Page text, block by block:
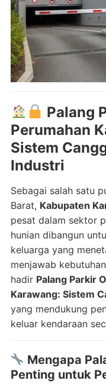
Palang
Perumahan
Sistem
Industri
Sebagai salah satu
Barat, Kabupaten
pesat dalam sektor
hunian dibangun
keluarga yang
menjawab
hadir Palang Parkir
Karawang: Sistem
yang mendukung
keluar kendaraan
Mengapa
Penting untuk